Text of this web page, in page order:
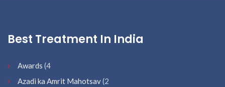
Best Treatment In India
Awards (4
Azadi ka Amrit Mahotsav(2